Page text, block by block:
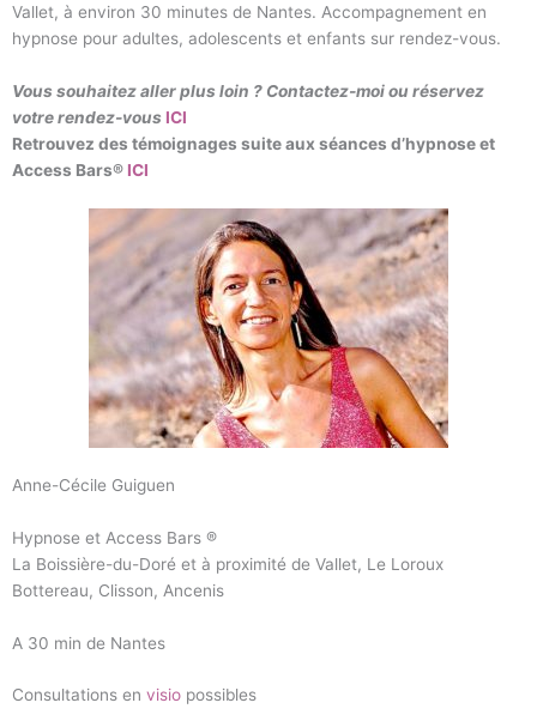
Vallet, à environ 30 minutes de Nantes. Accompagnement en
hypnose pour adultes, adolescents et enfants sur rendez-vous.
Vous souhaitez aller plus loin ? Contactez-moi ou réservez
votre rendez-vous ICI
Retrouvez des témoignages suite aux séances d’hypnose et
Access Bars® ICI
Anne-Cécile Guiguen
Hypnose et Access Bars ®
La Boissière-du-Doré et à proximité de Vallet, Le Loroux
Bottereau, Clisson, Ancenis
A 30 min de Nantes
Consultations en visio possibles